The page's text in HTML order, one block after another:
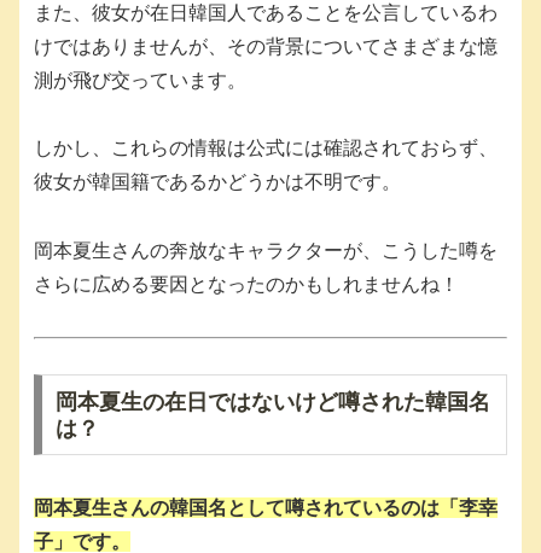
また、彼女が在日韓国人であることを公言しているわ
けではありませんが、その背景についてさまざまな憶
測が飛び交っています。
しかし、これらの情報は公式には確認されておらず、
彼女が韓国籍であるかどうかは不明です。
岡本夏生さんの奔放なキャラクターが、こうした噂を
さらに広める要因となったのかもしれませんね！
岡本夏生の在日ではないけど噂された韓国名
は？
岡本夏生さんの韓国名として噂されているのは「 李幸
子 」です。